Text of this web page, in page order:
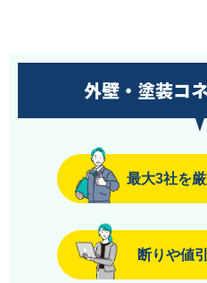
外壁・塗装コ
最大3社を
断りや値